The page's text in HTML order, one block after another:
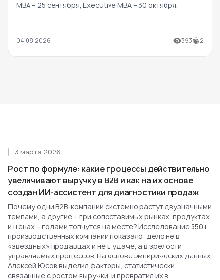
MBA – 25 сентября, Executive MBA – 30 октября.
04.08.2026 393 2
Рост по формуле: какие процессы действительно
увеличивают выручку в B2B и как на их основе
создан ИИ-ассистент для диагностики продаж
3 марта 2026
Почему одни B2B-компании системно растут двузначными
темпами, а другие – при сопоставимых рынках, продуктах
и ценах – годами топчутся на месте? Исследование 350+
производственных компаний показало: дело не в
«звездных» продавцах и не в удаче, а в зрелости
управляемых процессов. На основе эмпирических данных
Алексей Юсов выделил факторы, статистически
связанные с ростом выручки, и превратил их в